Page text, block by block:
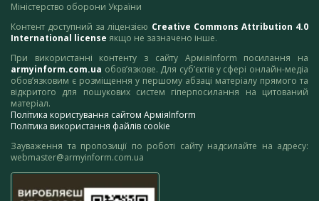
Міністерство оборони України
Контент доступний за ліцензією Creative Commons Attribution 4.0
International license якщо не зазначено інше.
При використанні контенту з сайту АрміяInform посилання на
armyinform.com.ua обов’язкове. Для суб’єктів у сфері онлайн-медіа
обов’язковим є розміщення у першому абзаці матеріалу прямого та
відкритого для пошукових систем гіперпосилання на цитований
матеріал.
Політика користування сайтом АрміяInform
Політика використання файлів cookie
Зауваження та пропозиції по роботі сайту надсилайте на адресу:
webmaster@armyinform.com.ua